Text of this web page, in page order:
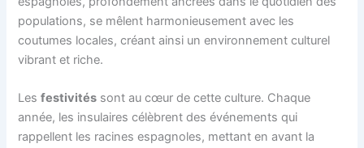
populations, se mêlent harmonieusement avec les
coutumes locales, créant ainsi un environnement culturel
vibrant et riche.
Lesfestivités sont au cœur de cette culture. Chaque
année, les insulaires célèbrent des événements qui
rappellent les racines espagnoles, mettant en avant la